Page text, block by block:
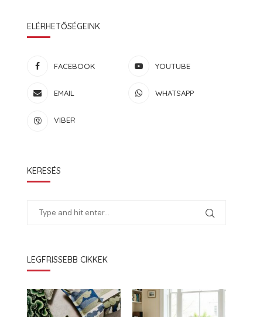
ELÉRHETŐSÉGEINK
FACEBOOK YOUTUBE
EMAIL WHATSAPP
VIBER
KERESÉS
LEGFRISSEBB CIKKEK